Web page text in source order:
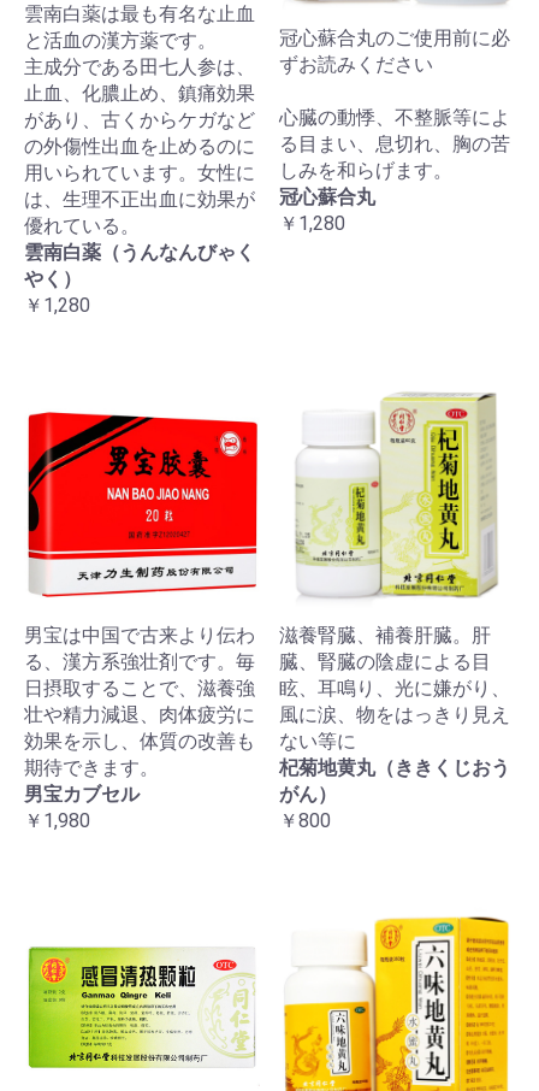
雲南白薬は最も有名な止血
と活血の漢方薬です。
主成分である田七人参は、
止血、化膿止め、鎮痛効果
があり、古くからケガなど
の外傷性出血を止めるのに
用いられています。女性に
は、生理不正出血に効果が
優れている。
雲南白薬（うんなんびゃく
やく）
￥1,280
冠心蘇合丸のご使用前に必
ずお読みください
心臓の動悸、不整脈等によ
る目まい、息切れ、胸の苦
しみを和らげます。
冠心蘇合丸
￥1,280
男宝は中国で古来より伝わ
る、漢方系強壮剤です。毎
日摂取することで、滋養強
壮や精力減退、肉体疲労に
効果を示し、体質の改善も
期待できます。
男宝カブセル
￥1,980
滋養腎臓、補養肝臓。肝
臓、腎臓の陰虚による目
眩、耳鳴り、光に嫌がり、
風に涙、物をはっきり見え
ない等に
杞菊地黄丸（ききくじおう
がん）
￥800